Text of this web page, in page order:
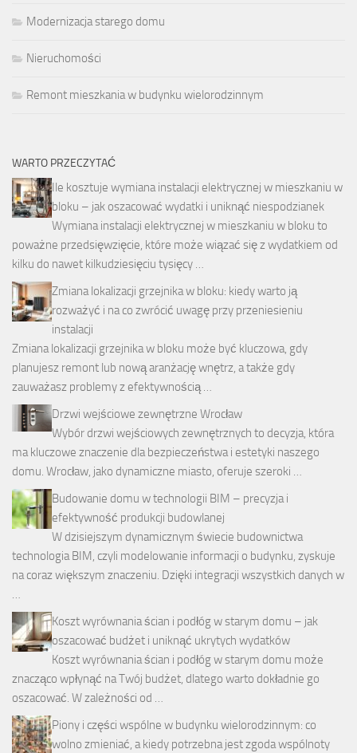
Modernizacja starego domu
Nieruchomości
Remont mieszkania w budynku wielorodzinnym
WARTO PRZECZYTAĆ
Ile kosztuje wymiana instalacji elektrycznej w mieszkaniu w
bloku – jak oszacować wydatki i uniknąć niespodzianek
Wymiana instalacji elektrycznej w mieszkaniu w bloku to
poważne przedsięwzięcie, które może wiązać się z wydatkiem od
kilku do nawet kilkudziesięciu tysięcy …
Zmiana lokalizacji grzejnika w bloku: kiedy warto ją
rozważyć i na co zwrócić uwagę przy przeniesieniu
instalacji
Zmiana lokalizacji grzejnika w bloku może być kluczowa, gdy
planujesz remont lub nową aranżację wnętrz, a także gdy
zauważasz problemy z efektywnością …
Drzwi wejściowe zewnętrzne Wrocław
Wybór drzwi wejściowych zewnętrznych to decyzja, która
ma kluczowe znaczenie dla bezpieczeństwa i estetyki naszego
domu. Wrocław, jako dynamiczne miasto, oferuje szeroki …
Budowanie domu w technologii BIM – precyzja i
efektywność produkcji budowlanej
W dzisiejszym dynamicznym świecie budownictwa
technologia BIM, czyli modelowanie informacji o budynku, zyskuje
na coraz większym znaczeniu. Dzięki integracji wszystkich danych w
…
Koszt wyrównania ścian i podłóg w starym domu – jak
oszacować budżet i uniknąć ukrytych wydatków
Koszt wyrównania ścian i podłóg w starym domu może
znacząco wpłynąć na Twój budżet, dlatego warto dokładnie go
oszacować. W zależności od …
Piony i części wspólne w budynku wielorodzinnym: co
wolno zmieniać, a kiedy potrzebna jest zgoda wspólnoty